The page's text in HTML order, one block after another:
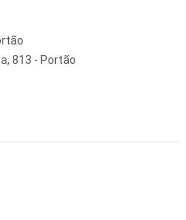
813 - Portão